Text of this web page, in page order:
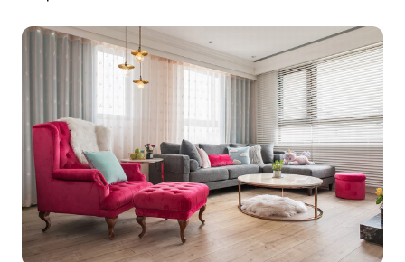
淺色調系統櫃放大視覺，並增設烤漆玻璃書桌與磁吸鐵
板，滿足青春期孩子的佈置需求。
設計師強調，小宅裝修需在預算與安全間取得平衡，將費
用花在刀口上，例如兒童房與更衣室的部分櫃體棄系統櫃
改用木作增強結構，確保長久使用的耐用度；公共空間則
維持系統工法以節省開支。此次空間靠的不是昂貴的建
材，而是設計師對生活習慣的深度理解，讓每一分預算都
精準落地，成就一家四口最溫暖的歸屬。